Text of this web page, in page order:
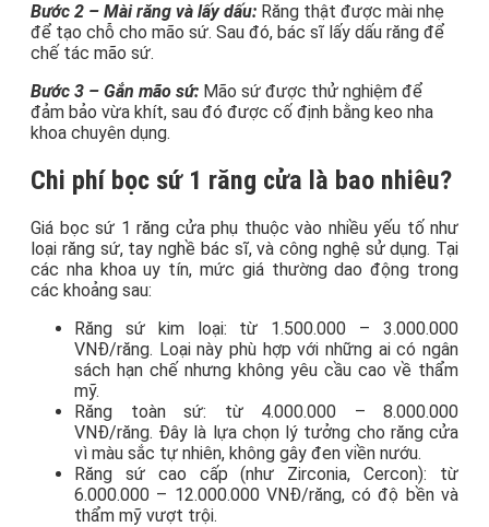
Bước 2 – Mài răng và lấy dấu: Răng thật được mài nhẹ
để tạo chỗ cho mão sứ. Sau đó, bác sĩ lấy dấu răng để
chế tác mão sứ.
Bước 3 – Gắn mão sứ: Mão sứ được thử nghiệm để
đảm bảo vừa khít, sau đó được cố định bằng keo nha
khoa chuyên dụng.
Chi phí bọc sứ 1 răng cửa là bao nhiêu?
Giá bọc sứ 1 răng cửa phụ thuộc vào nhiều yếu tố như
loại răng sứ, tay nghề bác sĩ, và công nghệ sử dụng. Tại
các nha khoa uy tín, mức giá thường dao động trong
các khoảng sau:
Răng sứ kim loại: từ 1.500.000 – 3.000.000
VNĐ/răng. Loại này phù hợp với những ai có ngân
sách hạn chế nhưng không yêu cầu cao về thẩm
mỹ.
Răng toàn sứ: từ 4.000.000 – 8.000.000
VNĐ/răng. Đây là lựa chọn lý tưởng cho răng cửa
vì màu sắc tự nhiên, không gây đen viền nướu.
Răng sứ cao cấp (như Zirconia, Cercon): từ
6.000.000 – 12.000.000 VNĐ/răng, có độ bền và
thẩm mỹ vượt trội.